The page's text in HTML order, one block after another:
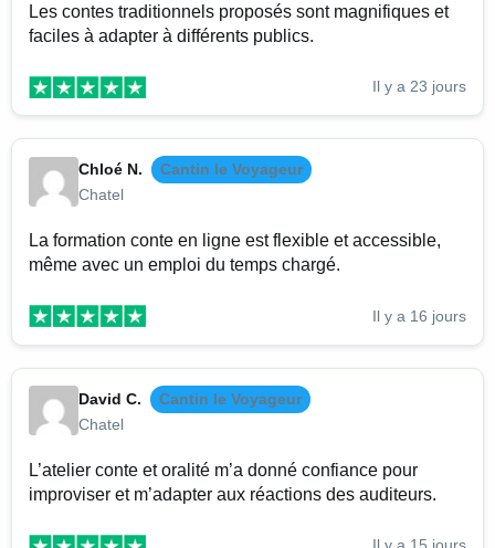
Les contes traditionnels proposés sont magnifiques et
faciles à adapter à différents publics.
Il y a 23 jours
Chloé N.
Cantin le Voyageur
Chatel
La formation conte en ligne est flexible et accessible,
même avec un emploi du temps chargé.
Il y a 16 jours
David C.
Cantin le Voyageur
Chatel
L’atelier conte et oralité m’a donné confiance pour
improviser et m’adapter aux réactions des auditeurs.